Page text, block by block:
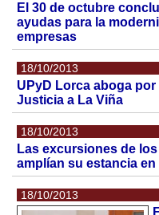
El 30 de octubre
ayudas para la
empresas
18/10/2013
UPyD Lorca aboga
Justicia a La Viña
18/10/2013
Las excursiones de
amplían su estancia en
18/10/2013